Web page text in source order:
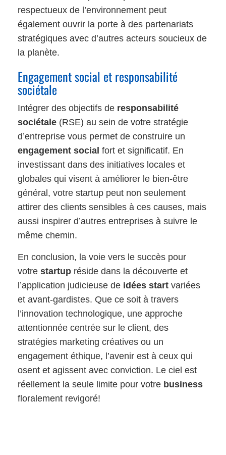
respectueux de l’environnement peut
également ouvrir la porte à des partenariats
stratégiques avec d’autres acteurs soucieux de
la planète.
Engagement social et responsabilité
sociétale
Intégrer des objectifs de responsabilité
sociétale (RSE) au sein de votre stratégie
d’entreprise vous permet de construire un
engagement social fort et significatif. En
investissant dans des initiatives locales et
globales qui visent à améliorer le bien-être
général, votre startup peut non seulement
attirer des clients sensibles à ces causes, mais
aussi inspirer d’autres entreprises à suivre le
même chemin.
En conclusion, la voie vers le succès pour
votre startup réside dans la découverte et
l’application judicieuse de idées start variées
et avant-gardistes. Que ce soit à travers
l’innovation technologique, une approche
attentionnée centrée sur le client, des
stratégies marketing créatives ou un
engagement éthique, l’avenir est à ceux qui
osent et agissent avec conviction. Le ciel est
réellement la seule limite pour votre business
floralement revigoré!